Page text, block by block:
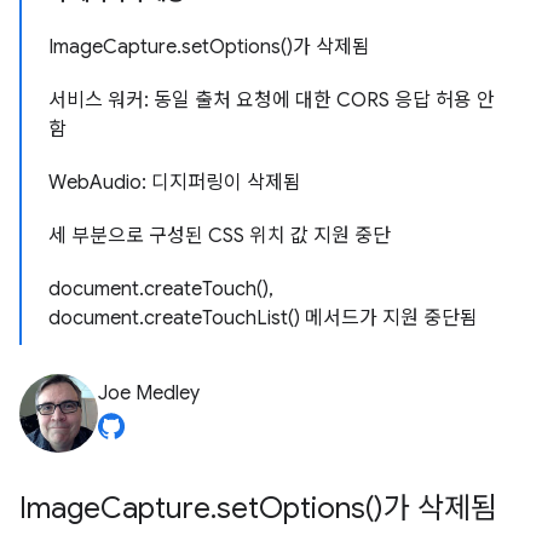
ImageCapture.setOptions()가 삭제됨
서비스 워커: 동일 출처 요청에 대한 CORS 응답 허용 안
함
WebAudio: 디지퍼링이 삭제됨
세 부분으로 구성된 CSS 위치 값 지원 중단
document.createTouch(),
document.createTouchList() 메서드가 지원 중단됨
Joe Medley
ImageCapture.setOptions()가 삭제됨